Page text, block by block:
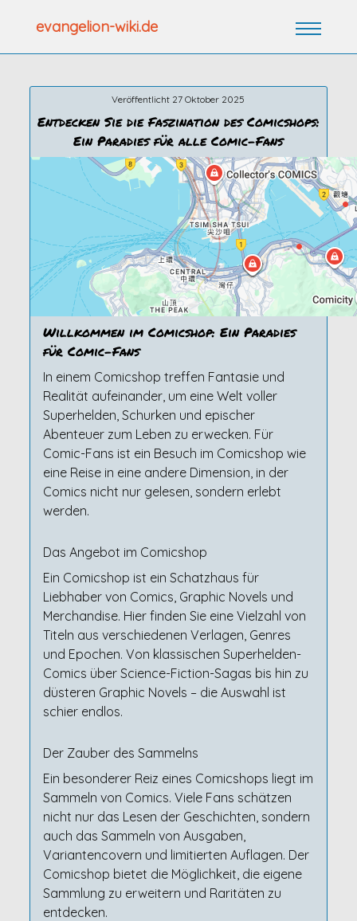
evangelion-wiki.de
Veröffentlicht 27 Oktober 2025
Entdecken Sie die Faszination des Comicshops:
Ein Paradies für alle Comic-Fans
Willkommen im Comicshop: Ein Paradies
für Comic-Fans
In einem Comicshop treffen Fantasie und
Realität aufeinander, um eine Welt voller
Superhelden, Schurken und epischer
Abenteuer zum Leben zu erwecken. Für
Comic-Fans ist ein Besuch im Comicshop wie
eine Reise in eine andere Dimension, in der
Comics nicht nur gelesen, sondern erlebt
werden.
Das Angebot im Comicshop
Ein Comicshop ist ein Schatzhaus für
Liebhaber von Comics, Graphic Novels und
Merchandise. Hier finden Sie eine Vielzahl von
Titeln aus verschiedenen Verlagen, Genres
und Epochen. Von klassischen Superhelden-
Comics über Science-Fiction-Sagas bis hin zu
düsteren Graphic Novels – die Auswahl ist
schier endlos.
Der Zauber des Sammelns
Ein besonderer Reiz eines Comicshops liegt im
Sammeln von Comics. Viele Fans schätzen
nicht nur das Lesen der Geschichten, sondern
auch das Sammeln von Ausgaben,
Variantencovern und limitierten Auflagen. Der
Comicshop bietet die Möglichkeit, die eigene
Sammlung zu erweitern und Raritäten zu
entdecken.